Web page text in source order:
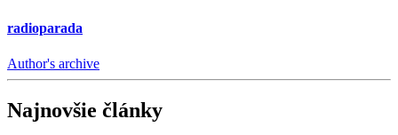
radioparada
Author's archive
Najnovšie články